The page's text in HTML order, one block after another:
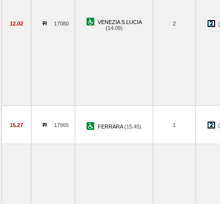
12.02 17080
VENEZIA S.LUCIA
(14.09)
2
15.27 17965 FERRARA(15.45) 1